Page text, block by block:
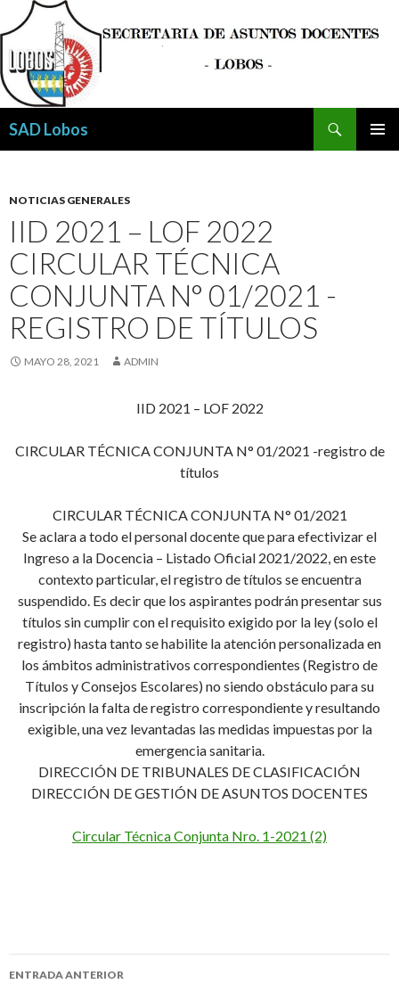
SAD Lobos
NOTICIAS GENERALES
IID 2021 – LOF 2022
CIRCULAR TÉCNICA
CONJUNTA N° 01/2021 -
REGISTRO DE TÍTULOS
MAYO 28, 2021 ADMIN
IID 2021 – LOF 2022
CIRCULAR TÉCNICA CONJUNTA N° 01/2021 -registro de
títulos
CIRCULAR TÉCNICA CONJUNTA N° 01/2021
Se aclara a todo el personal docente que para efectivizar el
Ingreso a la Docencia – Listado Oficial 2021/2022, en este
contexto particular, el registro de títulos se encuentra
suspendido. Es decir que los aspirantes podrán presentar sus
títulos sin cumplir con el requisito exigido por la ley (solo el
registro) hasta tanto se habilite la atención personalizada en
los ámbitos administrativos correspondientes (Registro de
Títulos y Consejos Escolares) no siendo obstáculo para su
inscripción la falta de registro correspondiente y resultando
exigible, una vez levantadas las medidas impuestas por la
emergencia sanitaria.
DIRECCIÓN DE TRIBUNALES DE CLASIFICACIÓN
DIRECCIÓN DE GESTIÓN DE ASUNTOS DOCENTES
Circular Técnica Conjunta Nro. 1-2021 (2)
Navegación
ENTRADA ANTERIOR